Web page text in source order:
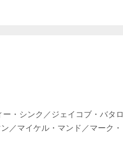
・シンク／ジェイコブ・バタロ
／マイケル・マンド／マーク・